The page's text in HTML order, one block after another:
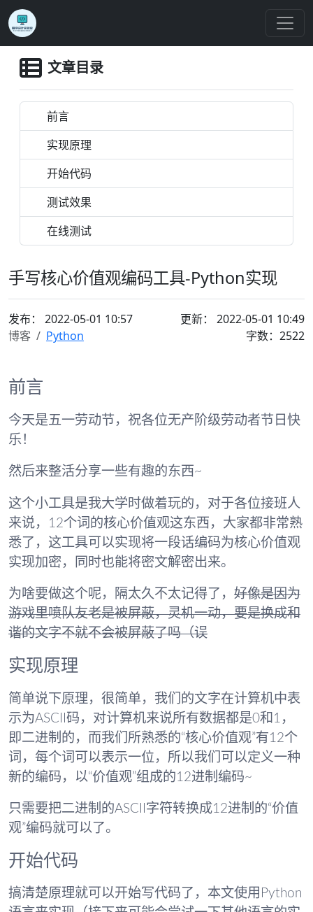
文章目录
前言
实现原理
开始代码
测试效果
在线测试
手写核心价值观编码工具-Python实现
发布： 2022-05-01 10:57
更新： 2022-05-01 10:49
博客
Python 字数：2522
前言
今天是五一劳动节， 祝各位无产阶级劳动者节日快
乐！
然后来整活分享一些有趣的东西~
这个小工具是我大学时做着玩的，对于各位接班人
来说，12个词的核心价值观这东西，大家都非常熟
悉了，这工具可以实现将一段话编码为核心价值观
实现加密，同时也能将密文解密出来。
为啥要做这个呢，隔太久不太记得了， 好像是因为
游戏里喷队友老是被屏蔽，灵机一动，要是换成和
谐的文字不就不会被屏蔽了吗（误
实现原理
简单说下原理，很简单，我们的文字在计算机中表
示为ASCII码，对计算机来说所有数据都是0和1，
即二进制的，而我们所熟悉的“核心价值观”有12个
词，每个词可以表示一位，所以我们可以定义一种
新的编码，以“价值观”组成的12进制编码~
只需要把二进制的ASCII字符转换成12进制的“价值
观”编码就可以了。
开始代码
搞清楚原理就可以开始写代码了，本文使用Python